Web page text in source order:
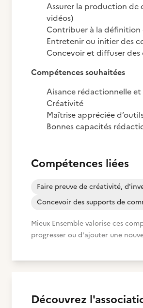
Assurer la production de
vidéos)
Contribuer à la
Entretenir ou initier des
Concevoir et diffuser des
Compétences souhaitées
Aisance rédactionnelle
Créativité
Maîtrise appréciée
Bonnes capacités
Compétences liées
Faire preuve de créativité,
Concevoir des supports de
Mieux Ensemble valorise ces
progresser ou d'ajouter une
Découvrez